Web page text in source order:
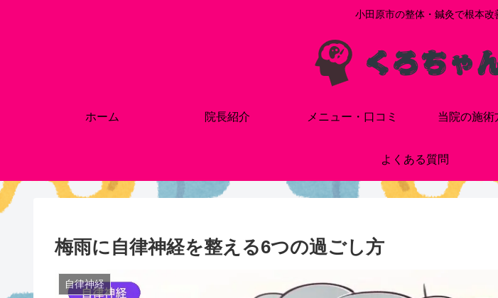
小田原市の整体・鍼灸で根本
ホーム 院長紹介 メニュー・口コミ 当院の施術
よくある質問
梅雨に自律神経を整える6つの過ごし方
自律神経